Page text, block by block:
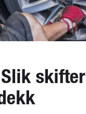
skifter